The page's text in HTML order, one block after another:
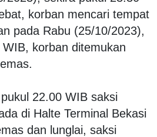
korban mencari tempat
pada Rabu (25/10/2023),
korban ditemukan
22.00 WIB saksi
di Halte Terminal Bekasi
dan lunglai, saksi